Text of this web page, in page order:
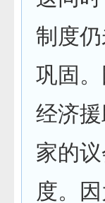
制度
巩固
经济
家的
度。